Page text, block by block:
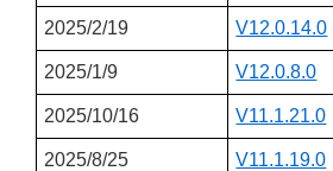
2025/2/19 V12.0.14.0
2025/1/9 V12.0.8.0
2025/10/16 V11.1.21.0
2025/8/25 V11.1.19.0